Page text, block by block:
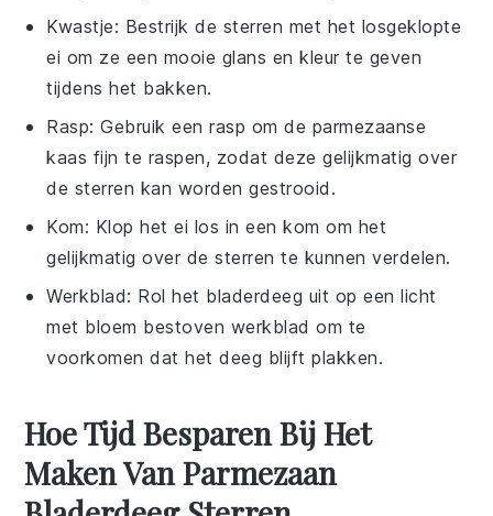
Kwastje: Bestrijk de sterren met het losgeklopte
ei om ze een mooie glans en kleur te geven
tijdens het bakken.
Rasp: Gebruik een rasp om de parmezaanse
kaas fijn te raspen, zodat deze gelijkmatig over
de sterren kan worden gestrooid.
Kom: Klop het ei los in een kom om het
gelijkmatig over de sterren te kunnen verdelen.
Werkblad: Rol het bladerdeeg uit op een licht
met bloem bestoven werkblad om te
voorkomen dat het deeg blijft plakken.
Hoe Tijd Besparen Bij Het
Maken Van Parmezaan